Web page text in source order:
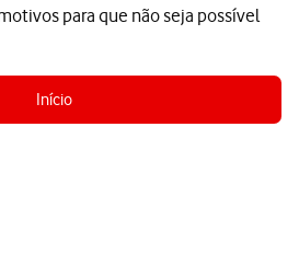
para que não seja possível
Início